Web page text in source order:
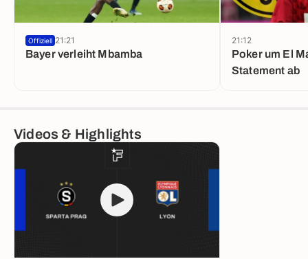
Bayer verleiht Mbamba
Offiziell 21:21
Poker um El
Statement ab
21:12
Videos & Highlights